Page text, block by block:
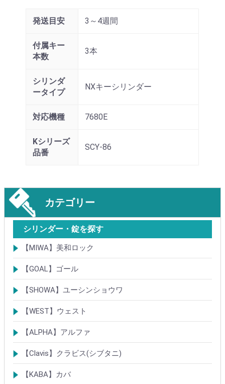
発送目安 3～4週間
付属キー
本数
3本
シリンダ
ータイプ
NXキーシリンダー
対応機種 7680E
Kシリーズ
品番
SCY-86
カテゴリー
シリンダー・錠を探す
【MIWA】美和ロック
シリンダー
レバーハンドル錠
ケースロック
モノロック
本締錠
引戸錠
引違戸錠
ガラス扉錠
補助錠
グレモン錠
自動施錠錠
面付錠
内部錠
プッシュプル錠
キーレス錠
インダストリアルロック・カムロック
ポスト錠
ハンドル
サムターン
フロントプレート
ストライク
樹脂カバー・非常カバー
交換・補修錠前
交換・補修部材
M品番特殊錠(Kシリーズ)
その他
【GOAL】ゴール
シリンダー
錠
錠前部品
その他
【SHOWA】ユーシンショウワ
シリンダー
錠
その他
【WEST】ウェスト
シリンダー
錠
その他
【ALPHA】アルファ
シリンダー
錠
南京錠
【Clavis】クラビス(シブタニ)
シリンダー
錠
【KABA】カバ